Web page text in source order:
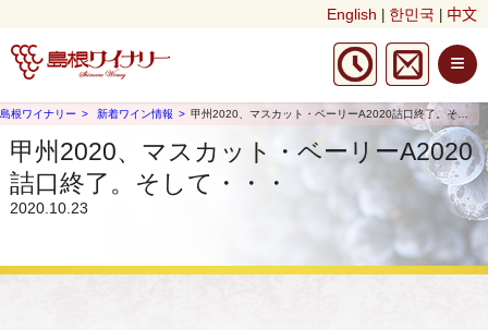
English 한민국 中文
≡
島根ワイナリー 新着ワイン情報 甲州2020、マスカット・ベーリーA2020詰口終了。そして・・・
甲州2020、マスカット・ベーリーA2020
詰口終了。そして・・・
2020.10.23